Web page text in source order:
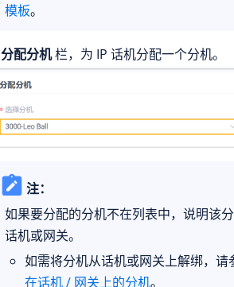
模板。
分配分机栏，为 IP 话机分配一个分机。
注：
如果要分配的分机不在列表中，说明该
话机或网关。
如需将分机从话机或网关上解绑，
在话机 / 网关上的分机。